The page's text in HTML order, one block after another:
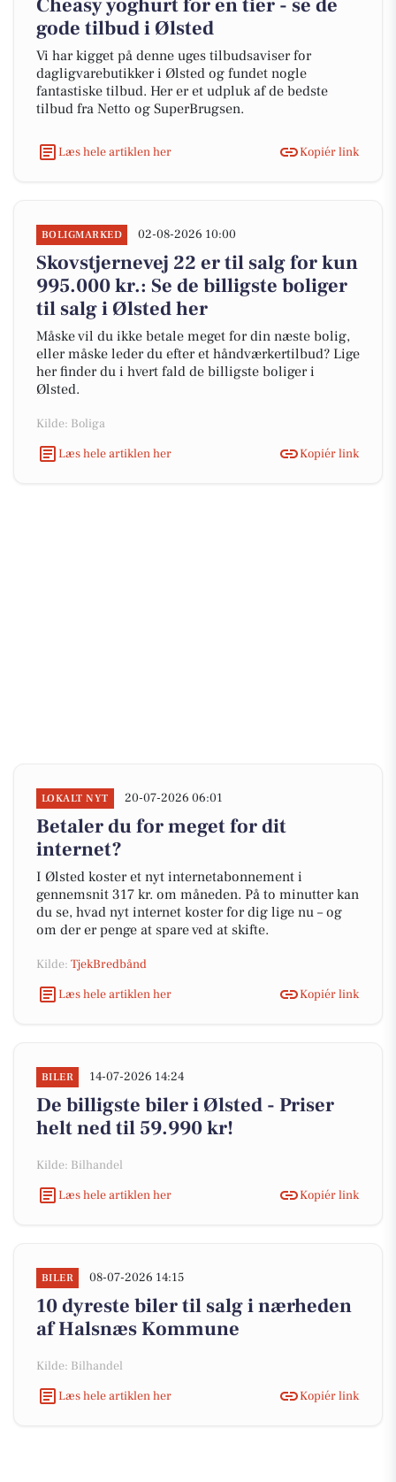
Cheasy yoghurt for en tier - se de
gode tilbud i Ølsted
Vi har kigget på denne uges tilbudsaviser for
dagligvarebutikker i Ølsted og fundet nogle
fantastiske tilbud. Her er et udpluk af de bedste
tilbud fra Netto og SuperBrugsen.
Læs hele artiklen her Kopiér link
BOLIGMARKED 02-08-2026 10:00
Skovstjernevej 22 er til salg for kun
995.000 kr.: Se de billigste boliger
til salg i Ølsted her
Måske vil du ikke betale meget for din næste bolig,
eller måske leder du efter et håndværkertilbud? Lige
her finder du i hvert fald de billigste boliger i
Ølsted.
Kilde: Boliga
Læs hele artiklen her
Kopiér link
LOKALT NYT 20-07-2026 06:01
Betaler du for meget for dit
internet?
I Ølsted koster et nyt internetabonnement i
gennemsnit 317 kr. om måneden. På to minutter kan
du se, hvad nyt internet koster for dig lige nu – og
om der er penge at spare ved at skifte.
Kilde: TjekBredbånd
Læs hele artiklen her
Kopiér link
BILER 14-07-2026 14:24
De billigste biler i Ølsted - Priser
helt ned til 59.990 kr!
Kilde: Bilhandel
Læs hele artiklen her
Kopiér link
BILER 08-07-2026 14:15
10 dyreste biler til salg i nærheden
af Halsnæs Kommune
Kilde: Bilhandel
Læs hele artiklen her
Kopiér link